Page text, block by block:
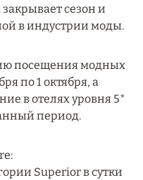
ОТ Á
МАЛЬДИВЫ
— SUITE
сезон и
в индустрии моды.
посещения модных
по 1 октября, а
в отелях уровня 5*
период.
Superior в сутки